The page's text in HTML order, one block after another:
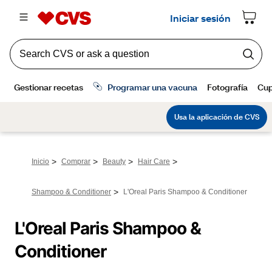
Inicio > Comprar > Beauty > Hair Care >
Shampoo & Conditioner > L'Oreal Paris Shampoo & Conditioner
L'Oreal Paris Shampoo &
Conditioner